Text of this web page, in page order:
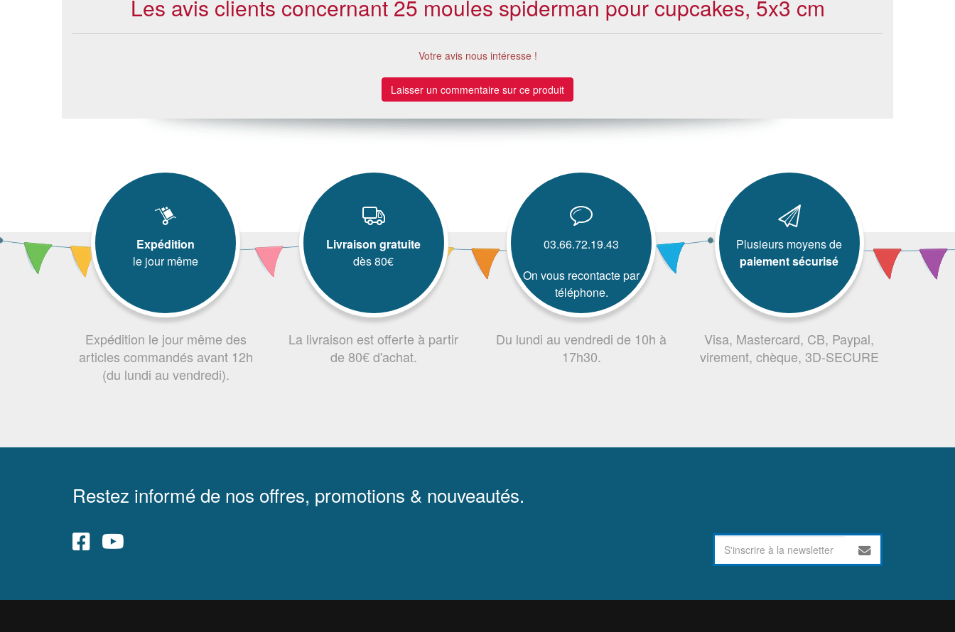
Les avis clients concernant 25 moules spiderman pour cupcakes, 5x3 cm
Votre avis nous intéresse !
Laisser un commentaire sur ce produit
Expédition
le jour même
Expédition le jour même des
articles commandés avant 12h
(du lundi au vendredi).
Livraison gratuite
dès 80€
La livraison est offerte à partir
de 80€ d'achat.
03.66.72.19.43
On vous recontacte par
téléphone.
Du lundi au vendredi de 10h à
17h30.
Plusieurs moyens de
paiement sécurisé
Visa, Mastercard, CB, Paypal,
virement, chèque, 3D-SECURE
Restez informé de nos offres, promotions & nouveautés.